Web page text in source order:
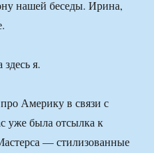
нашей беседы. Ирина,
я.
Америку в связи с
уже была отсылка к
— стилизованные